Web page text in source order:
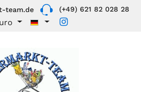
team.de (+49) 621 82 028 28